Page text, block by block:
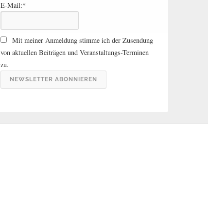
e
r
i
E-Mail:*
Mit meiner Anmeldung stimme ich der Zusendung
von aktuellen Beiträgen und Veranstaltungs-Terminen
zu.